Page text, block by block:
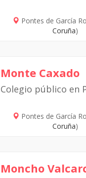
Pontes de García
Coruña)
Monte Caxado
Colegio público en
Pontes de García
Coruña)
Moncho